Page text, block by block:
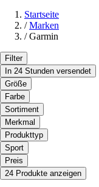
Startseite
/ Marken
/ Garmin
Filter
In 24 Stunden versendet
Größe
Farbe
Sortiment
Merkmal
Produkttyp
Sport
Preis
24 Produkte anzeigen